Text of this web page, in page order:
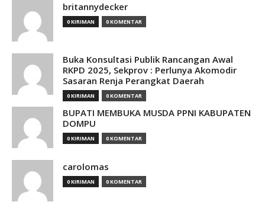
britannydecker
0 KIRIMAN 0 KOMENTAR
Buka Konsultasi Publik Rancangan Awal
RKPD 2025, Sekprov : Perlunya Akomodir
Sasaran Renja Perangkat Daerah
0 KIRIMAN 0 KOMENTAR
BUPATI MEMBUKA MUSDA PPNI KABUPATEN
DOMPU
0 KIRIMAN 0 KOMENTAR
carolomas
0 KIRIMAN 0 KOMENTAR